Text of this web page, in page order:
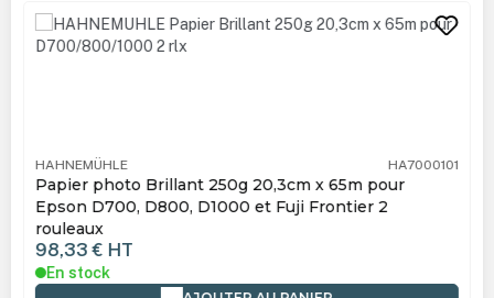
Ignorer la galerie de produits
HAHNEMÜHLE HA7000101
Papier photo Brillant 250g 20,3cm x 65m pour
Epson D700, D800, D1000 et Fuji Frontier 2
rouleaux
98,33 € HT
En stock